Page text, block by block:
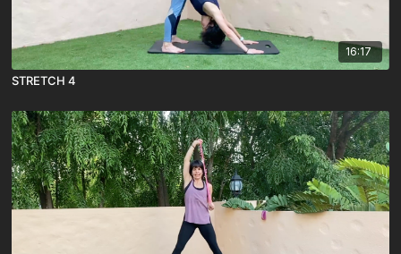
16:17
STRETCH 4